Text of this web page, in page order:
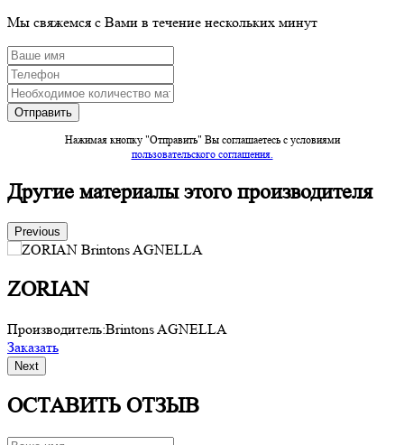
Мы свяжемся с Вами в течение нескольких минут
Нажимая кнопку "Отправить" Вы соглашаетесь c условиями
пользовательского соглашения.
Другие материалы этого производителя
Previous
ZORIAN
Производитель:Brintons AGNELLA
Заказать
Next
ОСТАВИТЬ ОТЗЫВ